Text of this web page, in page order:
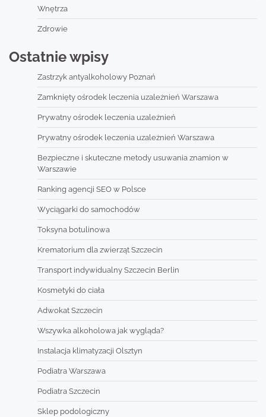
Wnętrza
Zdrowie
Ostatnie wpisy
Zastrzyk antyalkoholowy Poznań
Zamknięty ośrodek leczenia uzależnień Warszawa
Prywatny ośrodek leczenia uzależnień
Prywatny ośrodek leczenia uzależnień Warszawa
Bezpieczne i skuteczne metody usuwania znamion w
Warszawie
Ranking agencji SEO w Polsce
Wyciągarki do samochodów
Toksyna botulinowa
Krematorium dla zwierząt Szczecin
Transport indywidualny Szczecin Berlin
Kosmetyki do ciała
Adwokat Szczecin
Wszywka alkoholowa jak wygląda?
Instalacja klimatyzacji Olsztyn
Podiatra Warszawa
Podiatra Szczecin
Sklep podologiczny